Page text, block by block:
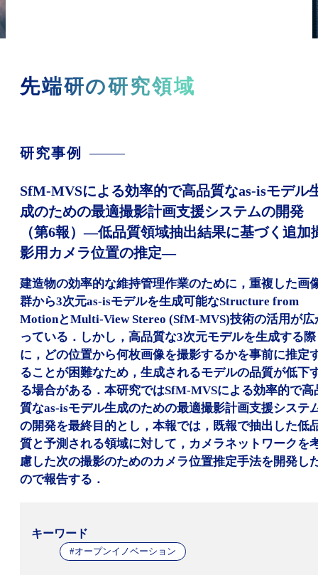
先端研の研究領域
研究事例
SfM-MVSによる効率的で高品質なas-isモデル
成のための最適撮影計画支援システムの開発
（第6報）—低品質領域抽出結果に基づく追加
影用カメラ位置の推定—
建造物の効率的な維持管理作業のために，重複した画
群から3次元as-isモデルを生成可能なStructure from
MotionとMulti-View Stereo (SfM-MVS)技術の活用が広
っている．しかし，高品質な3次元モデルを生成する際
に，どの位置から何枚画像を撮影するかを事前に推定
ることが困難なため，生成されるモデルの品質が低下
る場合がある．本研究ではSfM-MVSによる効率的で高
質なas-isモデル生成のための最適撮影計画支援システ
の開発を最終目的とし，本報では，既報で抽出した低
質と予測される領域に対して，カメラネットワークを
慮した次の撮影のためのカメラ位置推定手法を開発し
ので報告する．
キーワード
#オープンイノベーション